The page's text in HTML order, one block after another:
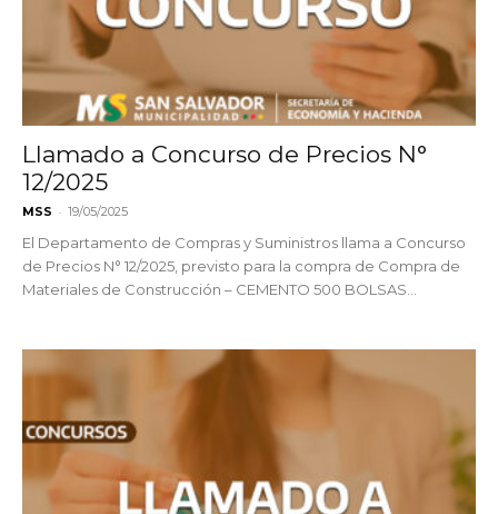
Llamado a Concurso de Precios N°
12/2025
MSS - 19/05/2025
El Departamento de Compras y Suministros llama a Concurso
de Precios N° 12/2025, previsto para la compra de Compra de
Materiales de Construcción – CEMENTO 500 BOLSAS...